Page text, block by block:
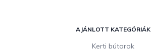
AJÁNLOTT KATEGÓRIÁK
Kerti bútorok